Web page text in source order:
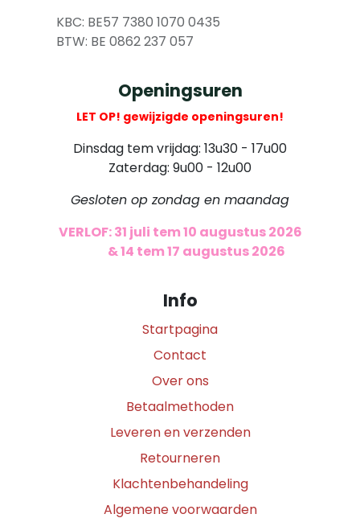
KBC: BE57 7380 1070 0435
​ BTW: BE 0862 237 057
Openingsuren
LET OP! gewijzigde openingsuren!
Dinsdag tem vrijdag: 13u30 - 17u00
Zaterdag: 9u00 - 12u00
Gesloten op zondag en maandag
VERLOF: 31 juli tem 10 augustus 2026
& 14 tem 17 augustus 2026
Info
Startpagina
Contact
Over ons
Betaalmethoden
Leveren en verzenden
Retourneren
Klachtenbehandeling
Algemene voorwaarden